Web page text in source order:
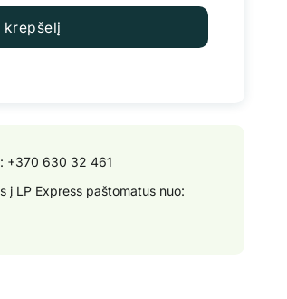
krepšelį
+370 630 32 461
į LP Express paštomatus nuo: